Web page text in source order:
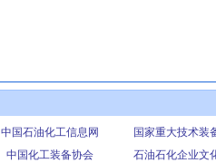
中国石油化工信息网 国家重大技术装
中国化工装备协会 石油石化企业文